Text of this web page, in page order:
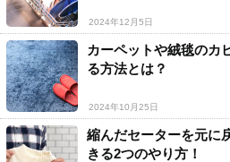
2024年12月5日
カーペットや絨毯のカ
る方法とは？
2024年10月25日
縮んだセーターを元に
きる2つのやり方！